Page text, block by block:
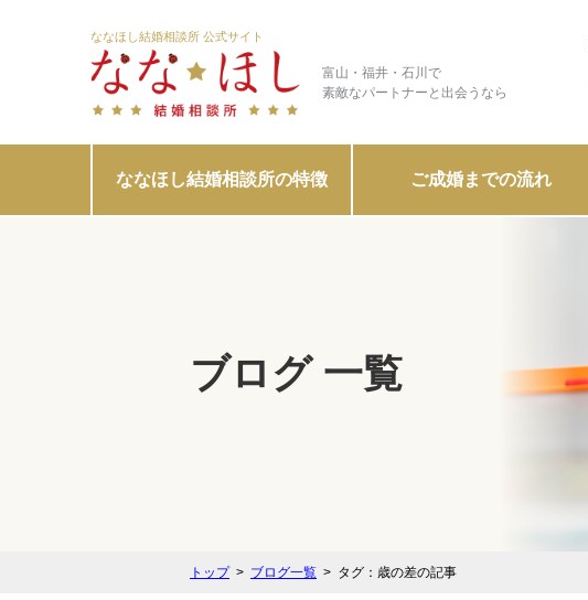
ななほし結婚相談所 公式サイト
富山・福井・石川で
素敵なパートナーと出会うなら
ななほし結婚相談所の特徴 ご成婚までの流れ
ブログ 一覧
トップ ブログ一覧 タグ：歳の差の記事